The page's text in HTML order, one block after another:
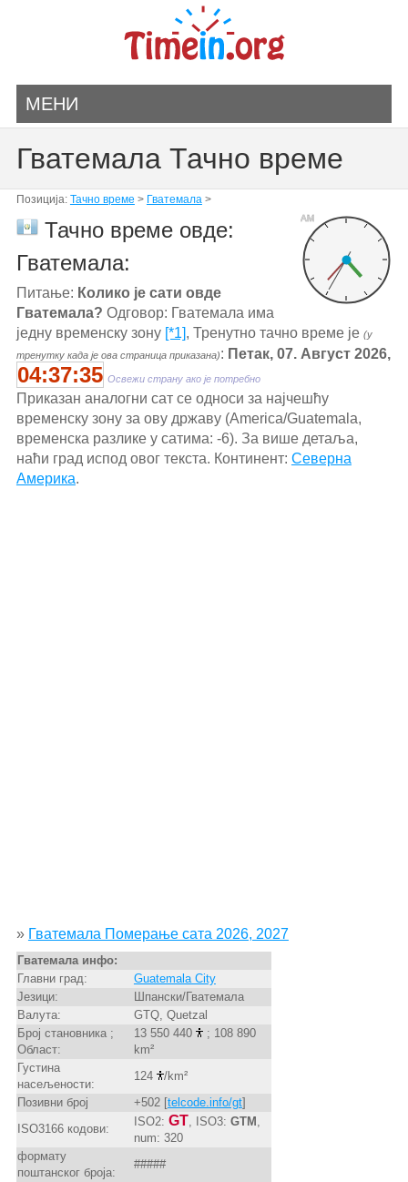
МЕНИ
Гватемала Тачно време
Позиција: Тачно време > Гватемала>
AM
Тачно време овде:
Гватемала:
Питање: Колико је сати овде
Гватемала? Одговор: Гватемала има
једну временску зону [*1], Тренутно тачно време је (у
тренутку када је ова страница приказана): Петак, 07. Август 2026,
04:37:35 Освежи страну ако је потребно
Приказан аналогни сат се односи за најчешћу
временску зону за ову државу (America/Guatemala,
временска разлике у сатима: -6). За више детаља,
наћи град испод овог текста. Континент: Северна
Америка.
» Гватемала Померање сата 2026, 2027
Гватемала инфо:
Главни град:
Guatemala City
Језици:
Шпански/Гватемала
Валута:
GTQ, Quetzal
Број становника ;
Област:
13 550 440
; 108 890
km²
Густина
насељености:
124
/km²
Позивни број
+502 [telcode.info/gt]
ISO3166 кодови:
ISO2: GT, ISO3: GTM
num: 320
формату
поштанског броја:
#####